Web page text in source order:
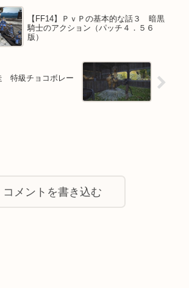
【FF14】ＰｖＰの基本的な話３ 暗黒
騎士のアクション（パッチ４．５６
版）
特級チョコボレー
コメントを書き込む